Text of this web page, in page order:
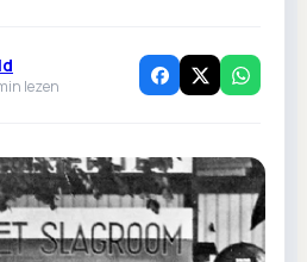
lezen